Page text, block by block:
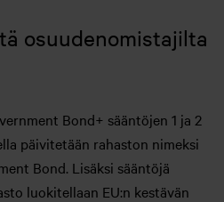
osuudenomistajilta
Bond+ sääntöjen 1 ja 2
päivitetään rahaston nimeksi
Bond. Lisäksi sääntöjä
luokitellaan EU:n kestävän